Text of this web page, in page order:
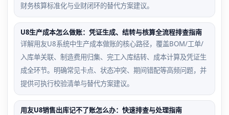
财务核算标准化与业财闭环的替代方案建议。
U8生产成本怎么做账：凭证生成、结转与核算全流程排查指南
详解用友U8系统中生产成本做账的核心路径，覆盖BOM/工单/
入库单关联、制造费用归集、完工入库结转、成本计算及凭证生
成全环节。明确常见卡点、状态冲突、期间错配等高频问题，并
提供可执行校验清单与替代方案建议。
用友U8销售出库记不了账怎么办：快速排查与处理指南